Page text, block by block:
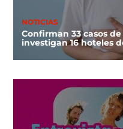
NOTICIAS
Confirman 33 casos
investigan 16 hoteles